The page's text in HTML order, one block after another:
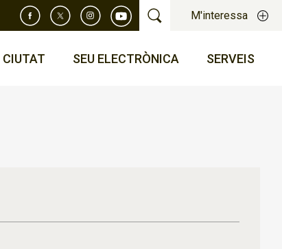
M'interessa
CIUTAT SEU ELECTRÒNICA SERVEIS